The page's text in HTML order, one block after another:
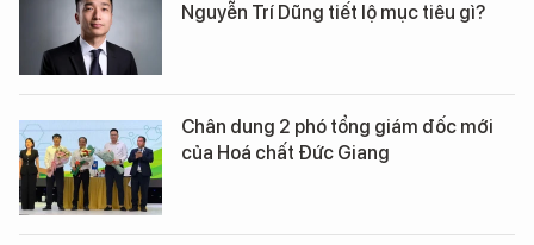
Nguyễn Trí Dũng tiết lộ mục tiêu gì?
Chân dung 2 phó tổng giám đốc mới
của Hoá chất Đức Giang